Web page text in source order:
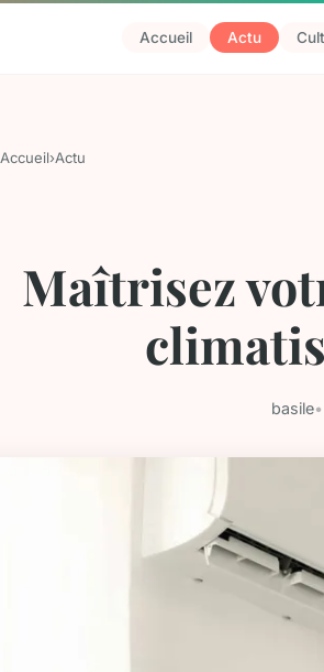
Accueil Actu
Accueil›Actu
Maîtrisez
basile•